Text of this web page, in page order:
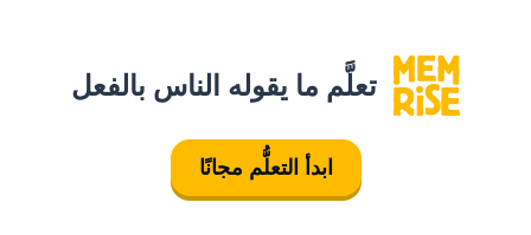
تعلَّم ما يقوله الناس بالفعل
ابدأ التعلُّم مجانًا